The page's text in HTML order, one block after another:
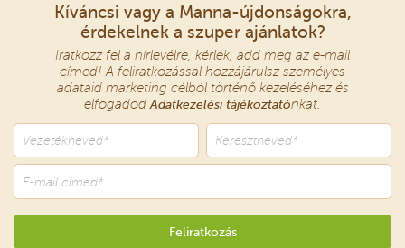
Kíváncsi vagy a Manna-újdonságokra,
érdekelnek a szuper ajánlatok?
Iratkozz fel a hírlevélre, kérlek, add meg az e-mail
címed! A feliratkozással hozzájárulsz személyes
adataid marketing célból történő kezeléséhez és
elfogadodAdatkezelési tájékoztatónkat.